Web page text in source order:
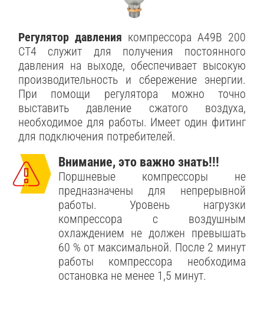
Регулятор давления компрессора A49B 200
CT4 служит для получения постоянного
давления на выходе, обеспечивает высокую
производительность и сбережение энергии.
При помощи регулятора можно точно
выставить давление сжатого воздуха,
необходимое для работы. Имеет один фитинг
для подключения потребителей.
Внимание, это важно знать!!!
Поршневые компрессоры не
предназначены для непрерывной
работы. Уровень нагрузки
компрессора с воздушным
охлаждением не должен превышать
60 % от максимальной. После 2 минут
работы компрессора необходима
остановка не менее 1,5 минут.